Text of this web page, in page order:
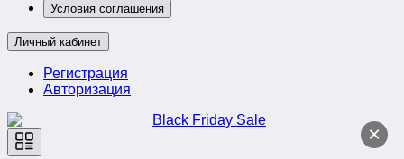
Условия соглашения
Личный кабинет
Регистрация
Авторизация
×